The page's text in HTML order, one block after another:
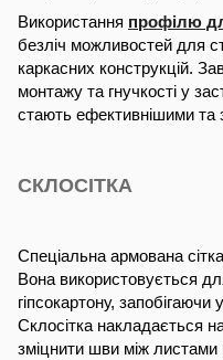
Використання профілю
безліч можливостей для
каркасних конструкцій.
монтажу та гнучкості у
стають ефективнішими та
СКЛОСІТКА
Спеціальна армована
Вона використовується
гіпсокартону,
Склосітка накладається
зміцнити шви між листами